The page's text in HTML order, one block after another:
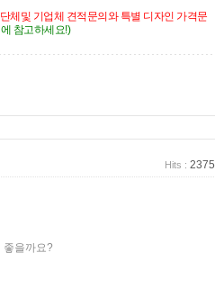
단체및 기업체 견적문의와 특별 디자인 가격문
참고하세요!)
Hits : 2375
좋을까요?